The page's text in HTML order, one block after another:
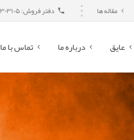
دفتر فروش: ۸۸۳۰۳۱۰۵-۰۲۱ مقاله ها
عایق درباره ما تماس با ما